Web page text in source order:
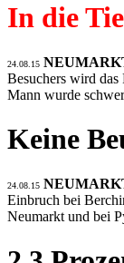
In die
24.08.15
Besuchers wird das
Mann wurde
Keine
24.08.15
Einbruch bei
Neumarkt und bei